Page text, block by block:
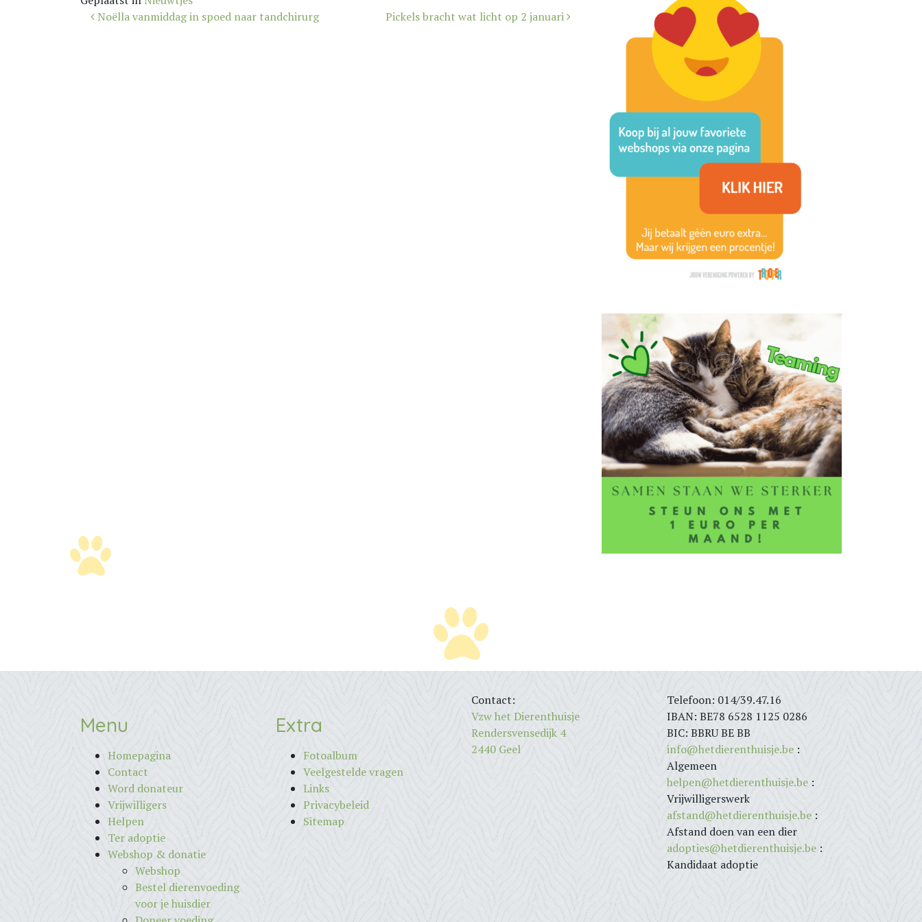
Bericht
Noëlla vanmiddag in spoed naar tandchirurg Pickels bracht wat licht op 2 januari
Menu
Homepagina
Contact
Word donateur
Vrijwilligers
Helpen
Ter adoptie
Webshop & donatie
Webshop
Bestel dierenvoeding
voor je huisdier
Extra
Fotoalbum
Veelgestelde vragen
Links
Privacybeleid
Sitemap
Contact:
Vzw het Dierenthuisje
Rendersvensedijk 4
2440 Geel
Telefoon: 014/39.47.16
IBAN: BE78 6528 1125 0286
BIC: BBRU BE BB
info@hetdierenthuisje.be :
Algemeen
helpen@hetdierenthuisje.be :
Vrijwilligerswerk
afstand@hetdierenthuisje.be :
Afstand doen van een dier
adopties@hetdierenthuisje.be :
Kandidaat adoptie